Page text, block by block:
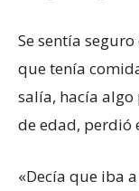
Se sentía
que tenía
salía, hacía
de edad, perdió
«Decía que iba